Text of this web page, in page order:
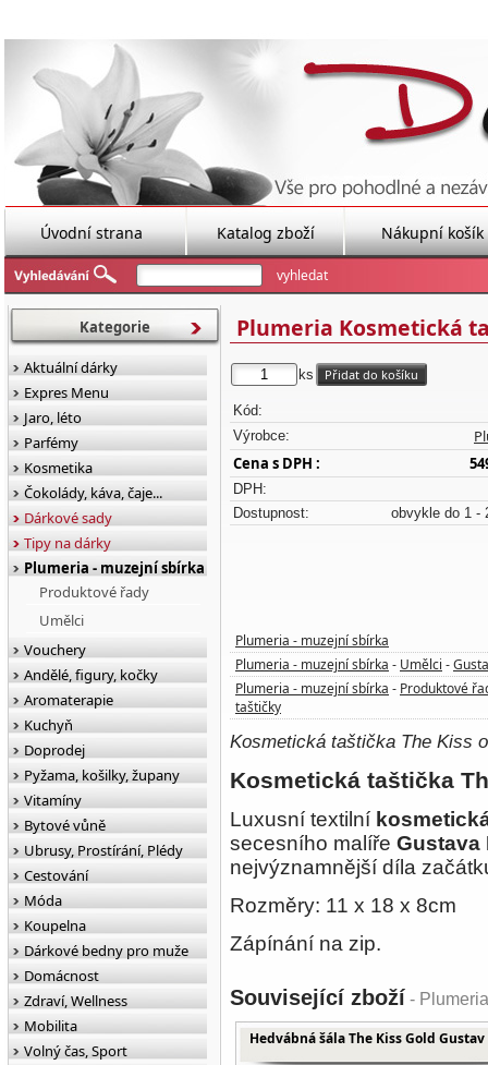
Úvodní strana Katalog zboží Nákupní košík
Plumeria Kosmetická
ks
Kód:
Výrobce:
Cena s DPH :
DPH:
Dostupnost:
obvykle do 1 -
Plumeria - muzejní sbírka
Plumeria - muzejní sbírka - Umělci -
Plumeria - muzejní sbírka - Produktové
taštičky
Kosmetická taštička The Kiss
Kosmetická taštička
Luxusní textilní
secesního malíře Gustava
nejvýznamnější díla
Rozměry: 11 x 18 x 8cm
Zápínání na zip.
Související zboží -
Hedvábná šála The Kiss Gold
Kategorie
Aktuální dárky
Expres Menu
Jaro, léto
Parfémy
Kosmetika
Čokolády, káva, čaje...
Dárkové sady
Tipy na dárky
Plumeria - muzejní sbírka
Produktové řady
Umělci
Vouchery
Andělé, figury, kočky
Aromaterapie
Kuchyň
Doprodej
Pyžama, košilky, župany
Vitamíny
Bytové vůně
Ubrusy, Prostírání, Plédy
Cestování
Móda
Koupelna
Dárkové bedny pro muže
Domácnost
Zdraví, Wellness
Mobilita
Volný čas, Sport